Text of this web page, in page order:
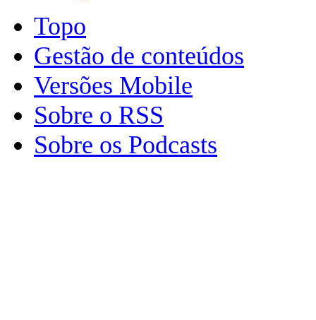
Topo
Gestão de conteúdos
Versões Mobile
Sobre o RSS
Sobre os Podcasts